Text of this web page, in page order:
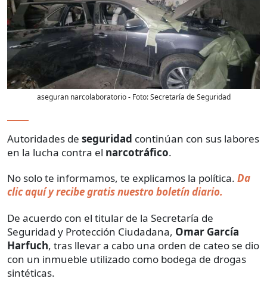
aseguran narcolaboratorio- Foto:Secretaría de Seguridad
Autoridades de seguridad continúan con sus labores
en la lucha contra el narcotráfico.
No solo te informamos, te explicamos la política. Da
clic aquí y recibe gratis nuestro boletín diario.
De acuerdo con el titular de la Secretaría de
Seguridad y Protección Ciudadana, Omar García
Harfuch, tras llevar a cabo una orden de cateo se dio
con un inmueble utilizado como bodega de drogas
sintéticas.